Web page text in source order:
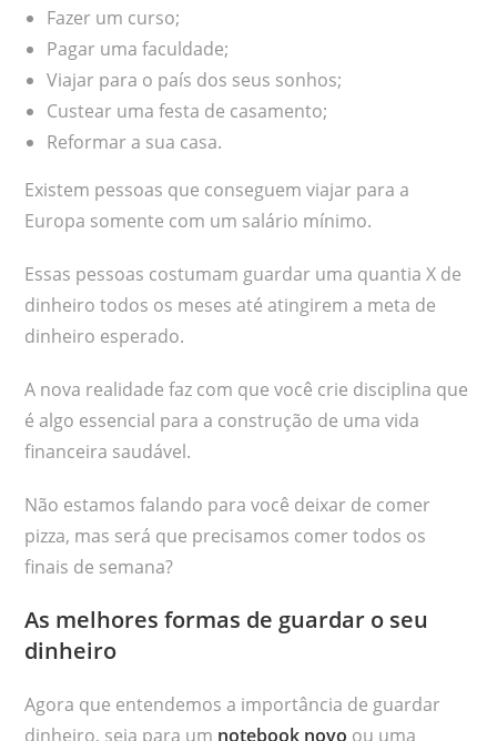
Fazer um curso;
Pagar uma faculdade;
Viajar para o país dos seus sonhos;
Custear uma festa de casamento;
Reformar a sua casa.
Existem pessoas que conseguem viajar para a
Europa somente com um salário mínimo.
Essas pessoas costumam guardar uma quantia X de
dinheiro todos os meses até atingirem a meta de
dinheiro esperado.
A nova realidade faz com que você crie disciplina que
é algo essencial para a construção de uma vida
financeira saudável.
Não estamos falando para você deixar de comer
pizza, mas será que precisamos comer todos os
finais de semana?
As melhores formas de guardar o seu
dinheiro
Agora que entendemos a importância de guardar
dinheiro, seja para um notebook novo ou uma